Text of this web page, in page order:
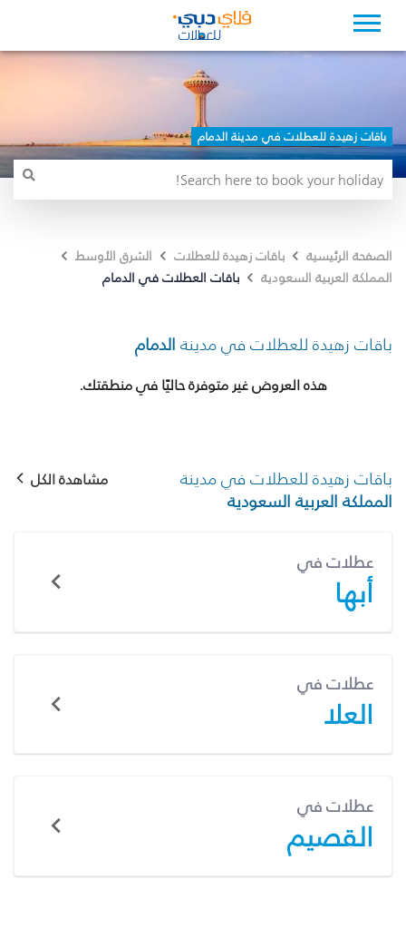
باقات زهيدة للعطلات في مدينة الدمام
الصفحة الرئيسية باقات زهيدة للعطلات
الشرق الأوسط
المملكة العربية السعودية
باقات العطلات في الدمام
باقات زهيدة للعطلات في مدينة الدمام
هذه العروض غير متوفرة حاليًا في منطقتك.
باقات زهيدة للعطلات في مدينة
المملكة العربية السعودية
مشاهدة الكل
عطلات في
أبها
عطلات في
العلا
عطلات في
القصيم